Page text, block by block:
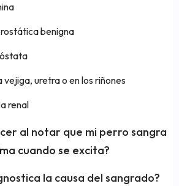
benigna
vejiga, uretra o en los riñones
renal
al notar que mi perro sangra
cuando se excita?
la causa del sangrado?